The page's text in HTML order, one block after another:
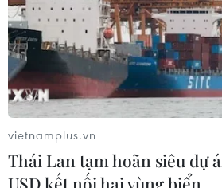
nhân quyền của nước này
23/07/2021 03:46
Ngoại trưởng Cuba bác bỏ hoàn
các quan chức và truyền thông Mỹ
mất tích” hay “trẻ vị thành niên bị
vụ việc bạo lực tại Cuba ngày 11-12/
vietnamplus.vn
Thái Lan tạm hoãn siêu dự
USD kết nối hai vùng biển